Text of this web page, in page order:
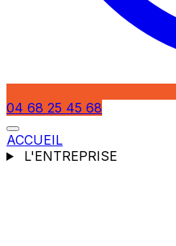
04 68 25 45 68
ACCUEIL
L'ENTREPRISE